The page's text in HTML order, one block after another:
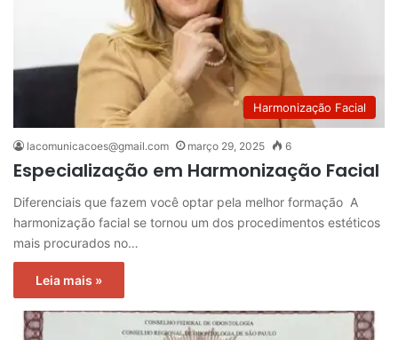
Harmonização Facial
lacomunicacoes@gmail.com março 29, 2025 6
Especialização em Harmonização Facial
Diferenciais que fazem você optar pela melhor formação A
harmonização facial se tornou um dos procedimentos estéticos
mais procurados no…
Leia mais »